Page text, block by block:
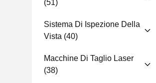
(51)
Sistema Di Ispezione Della
Vista (40)
Macchine Di Taglio Laser
(38)